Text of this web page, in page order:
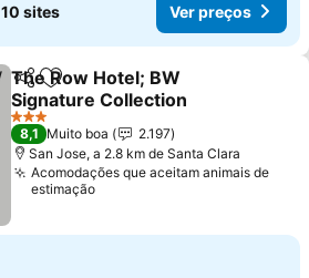
10 sites Ver preços
PartilharAdicionar aos favoritos
The Row Hotel; BW
Signature Collection
Ver preços
3 Estrelas
8,1 Muito boa
2.197
San Jose, a 2.8 km de Santa Clara
Acomodações que aceitam animais de
estimação